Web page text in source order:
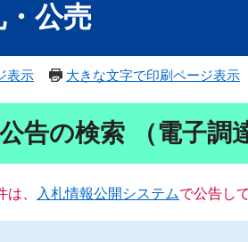
・公売
表示 大きな文字で印刷ページ表示
告の検索 （電子調
、 入札情報公開システムで公告し